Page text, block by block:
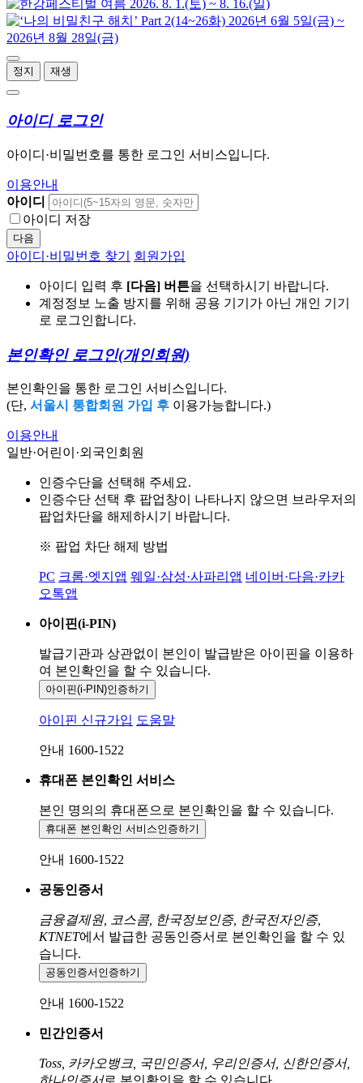
정지 재생
아이디 로그인
아이디·비밀번호를 통한 로그인 서비스입니다.
이용안내
아이디
아이디 저장
다음
아이디·비밀번호 찾기 회원가입
아이디 입력 후 [다음] 버튼을 선택하시기 바랍니다.
계정정보 노출 방지를 위해 공용 기기가 아닌 개인 기기
로 로그인합니다.
본인확인 로그인(개인회원)
본인확인을 통한 로그인 서비스입니다.
(단, 서울시 통합회원 가입 후 이용가능합니다.)
이용안내
일반·어린이·외국인회원
인증수단을 선택해 주세요.
인증수단 선택 후 팝업창이 나타나지 않으면 브라우저의
팝업차단을 해제하시기 바랍니다.
※ 팝업 차단 해제 방법
PC 크롬·엣지앱 웨일·삼성·사파리앱 네이버·다음·카카
오톡앱
아이핀(i-PIN)
발급기관과 상관없이 본인이 발급받은 아이핀을 이용하
여 본인확인을 할 수 있습니다.
아이핀(i-PIN)인증하기
아이핀 신규가입 도움말
안내 1600-1522
휴대폰 본인확인 서비스
본인 명의의 휴대폰으로 본인확인을 할 수 있습니다.
휴대폰 본인확인 서비스인증하기
안내 1600-1522
공동인증서
금융결제원, 코스콤, 한국정보인증, 한국전자인증,
KTNET에서 발급한 공동인증서로 본인확인을 할 수 있
습니다.
공동인증서 인증하기
안내 1600-1522
민간인증서
Toss, 카카오뱅크, 국민인증서, 우리인증서, 신한인증서,